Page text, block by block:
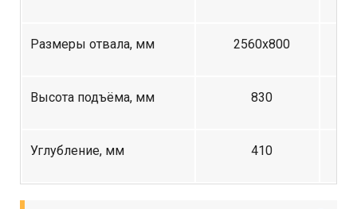
Размеры отвала, мм 2560х800
Высота подъёма, мм 830
Углубление, мм 410